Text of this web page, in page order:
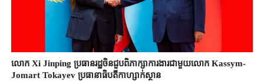
លោក Xi Jinping ប្រធានរដ្ឋចិន​ជួបពិភាក្សា​ការងារជាមួយ​លោក Kassym-
Jomart ​Tokayev ​ប្រធានាធិបតី​កាហ្សាក់ស្ថាន​